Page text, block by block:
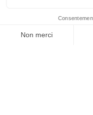
2026 © BASTILLE MEDIA |
S’abonner